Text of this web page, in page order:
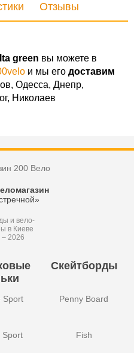
Отзывы
green вы можете в
и мы его доставим
Одесса, Днепр,
Николаев
и вело-
в Киеве
2026
Sport
Sport
Скейтборды
Penny Board
Fish